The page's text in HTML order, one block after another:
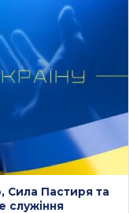
Сила Пастиря та
служіння